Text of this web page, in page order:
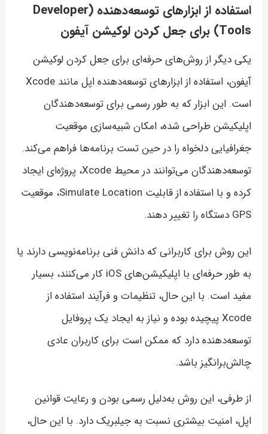
استفاده از ابزارهای توسعه‌دهنده (Developer
Tools) برای جعل کردن لوکیشن آیفون
یکی دیگر از روش‌های حرفه‌ای برای جعل کردن لوکیشن
آیفون، استفاده از ابزارهای توسعه‌دهنده اپل مانند Xcode
است. این ابزار که به طور رسمی برای توسعه‌دهندگان
اپلیکیشن طراحی شده، امکان شبیه‌سازی موقعیت
جغرافیایی دلخواه را در حین تست برنامه‌ها فراهم می‌کند.
توسعه‌دهندگان می‌توانند در محیط Xcode، پروژه‌ای ایجاد
کرده و با استفاده از قابلیت Simulate Location، موقعیت
GPS دستگاه را تغییر دهند.
این روش برای کاربرانی که دانش فنی برنامه‌نویسی دارند یا
به طور حرفه‌ای با اپلیکیشن‌های iOS کار می‌کنند، بسیار
مفید است. با این حال، تنظیمات و فرآیند استفاده از
Xcode پیچیده بوده و نیاز به ایجاد یک پروفایل
توسعه‌دهنده دارد که ممکن است برای کاربران عادی
چالش‌برانگیز باشد.
از طرفی، این روش به‌دلیل رسمی بودن و رعایت قوانین
اپل، امنیت بیشتری نسبت به جیلبریک دارد. با این حال،